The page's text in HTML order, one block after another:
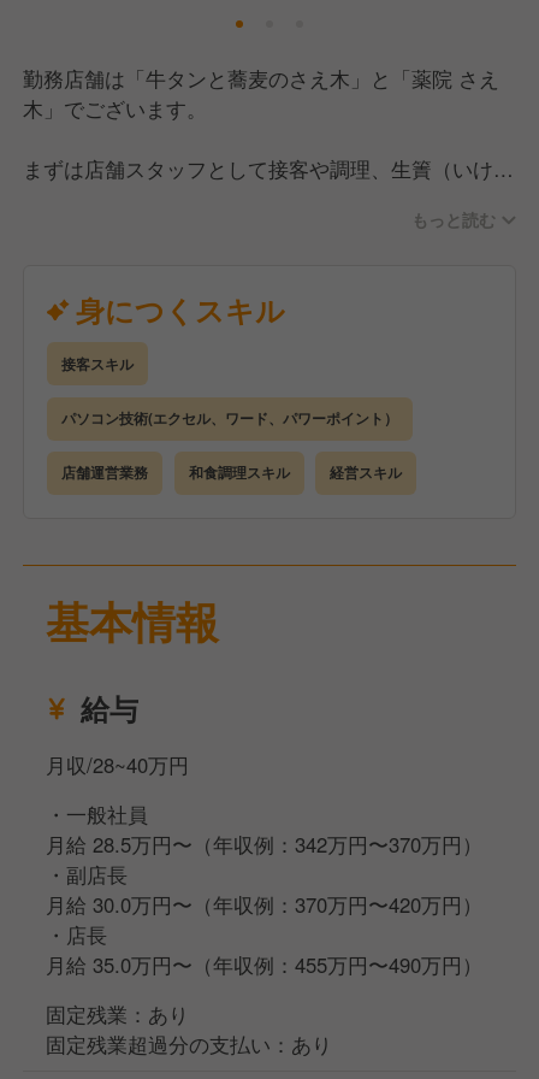
勤務店舗は「牛タンと蕎麦のさえ木」と「薬院 さえ
木」でございます。
まずは店舗スタッフとして接客や調理、生簀（いけ
び、早期に店長として店舗運営全般をお任せします。
店長昇格後は、スタッフ育成や売上管理に加え、販促
イベントの企画といった「攻めの経営」がメインミッ
ション。あなたのアイデアを直接店作りに反映できま
す。
【具体的には】
・ホール、キッチンの全体管理
・予約管理、接客サービス全般
・スタッフの育成
ゆくゆくはマネージャーや経営幹部、新規事業へのス
テップアップも可能です。
私たちは、過去の経験よりも「本気で学びたい」とい
ば、プロの技術や経営知識は必ず後からついてきま
会社が成長フェーズにある今、キャリアの選択肢は無
限です。
店長の先には、マネージャーや経営幹部への昇格、新
規事業の立ち上げ、大型イベントの企画運営、さらに
は社内独立制度など、あなたの野心を形にする多彩な
道を用意しています。
もっと読む
身につくスキル
接客スキル
パソコン技術(エクセル、ワード、パワーポイント）
店舗運営業務 和食調理スキル 経営スキル
基本情報
給与
月収/28~40万円
・一般社員
月給 28.5万円〜（年収例：342万円〜370万円）
・副店長
月給 30.0万円〜（年収例：370万円〜420万円）
・店長
月給 35.0万円〜（年収例：455万円〜490万円）
固定残業：あり
固定残業超過分の支払い：あり